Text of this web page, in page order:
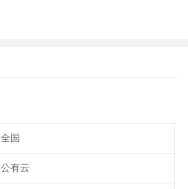
全国
公有云